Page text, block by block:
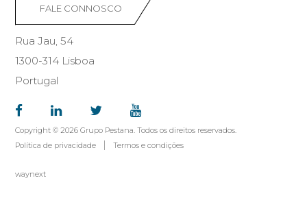
FALE CONNOSCO
Rua Jau, 54
1300-314 Lisboa
Portugal
Copyright © 2026 Grupo Pestana. Todos os direitos reservados.
Política de privacidade
Termos e condições
waynext